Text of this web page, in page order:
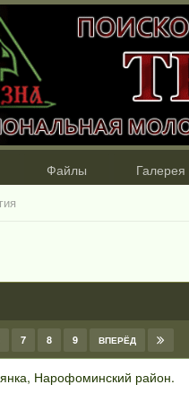
Файлы Галерея
7 8 9 ВПЕРЁД
Нарофоминский район.